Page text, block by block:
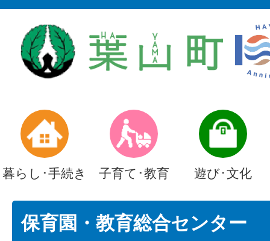
暮らし･手続き 子育て･教育 遊び･文化
保育園・教育総合センター